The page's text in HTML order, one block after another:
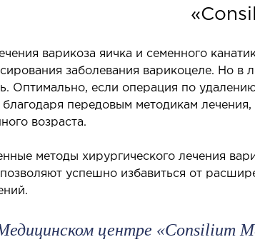
СОСУДИСТАЯ
Флебология
варикоза яичка и семенного
заболевания варикоцеле. Но в
Оптимально, если операция по
передовым методикам
возраста.
методы хирургического лечения
успешно избавиться от
центре «Consilium